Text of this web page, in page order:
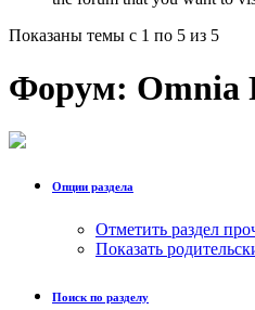
Показаны темы с 1 по 5 из 5
Форум: Omnia
Опции раздела
Отметить раздел
Показать
Поиск по разделу